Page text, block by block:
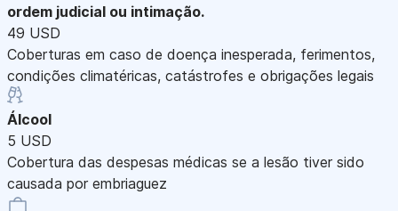
ordem judicial ou intimação.
49 USD
Coberturas em caso de doença inesperada, ferimentos,
condições climatéricas, catástrofes e obrigações legais
Álcool
5 USD
Cobertura das despesas médicas se a lesão tiver sido
causada por embriaguez